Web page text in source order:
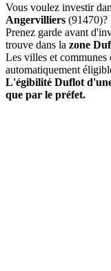
Vous voulez investir
Angervilliers (91470)?
Prenez garde avant
trouve dans la zone
Les villes et communes
automatiquement
L'égibilité Duflot
que par le préfet.